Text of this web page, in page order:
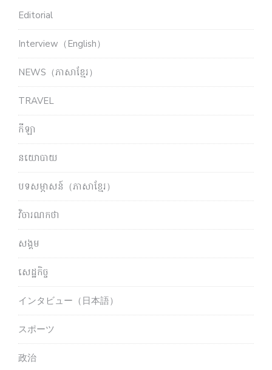
Editorial
Interview（English）
NEWS（ភាសាខ្មែរ）
TRAVEL
កីឡា
នយោបាយ
បទសម្ភាសន៍（ភាសាខ្មែរ）
វិចារណកថា
សង្គម
សេដ្ឋកិច្ច
インタビュー（日本語）
スポーツ
政治